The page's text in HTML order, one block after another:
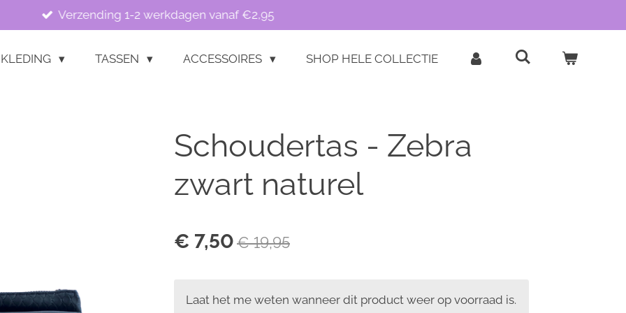
Verzending 1-2 werkdagen vanaf €2,95
KLEDING TASSEN ACCESSOIRES SHOP HELE COLLECTIE
Schoudertas - Zebra
zwart naturel
€ 7,50 € 19,95
Laat het me weten wanneer dit product weer op voorraad is.